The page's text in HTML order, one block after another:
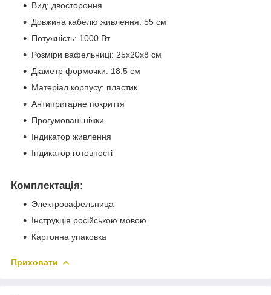
Вид: двостороння
Довжина кабелю живлення: 55 см
Потужність: 1000 Вт.
Розміри вафельниці: 25х20х8 см
Діаметр формочки: 18.5 см
Матеріал корпусу: пластик
Антипригарне покриття
Прогумовані ніжки
Індикатор живлення
Індикатор готовності
Комплектація:
Электровафельница
Інструкція російською мовою
Картонна упаковка
Приховати